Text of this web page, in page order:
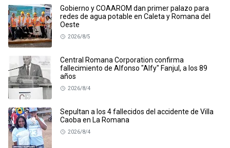
Gobierno y COAAROM dan primer palazo para
redes de agua potable en Caleta y Romana del
Oeste
2026/8/5
Central Romana Corporation confirma
fallecimiento de Alfonso "Alfy" Fanjul, a los 89
años
2026/8/4
Sepultan a los 4 fallecidos del accidente de Villa
Caoba en La Romana
2026/8/4